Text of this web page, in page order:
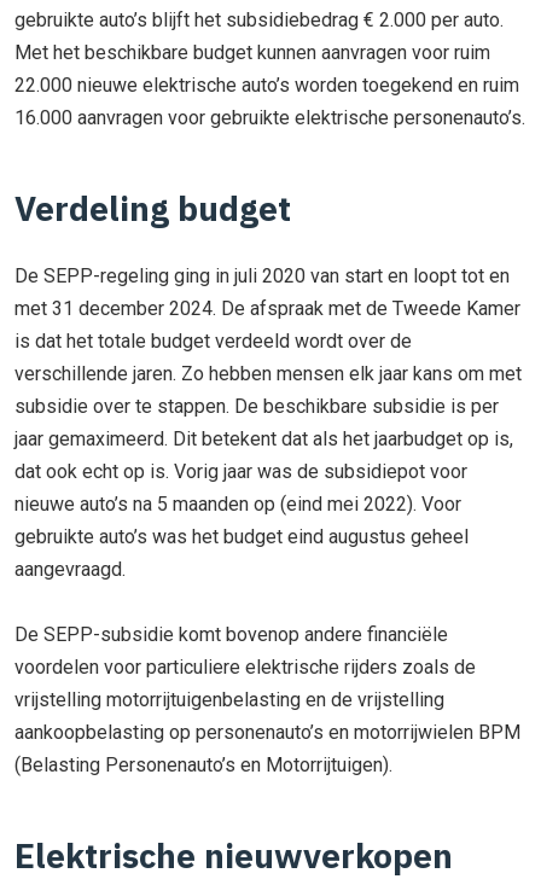
gebruikte auto’s blijft het subsidiebedrag € 2.000 per auto.
Met het beschikbare budget kunnen aanvragen voor ruim
22.000 nieuwe elektrische auto’s worden toegekend en ruim
16.000 aanvragen voor gebruikte elektrische personenauto’s.
Verdeling budget
De SEPP-regeling ging in juli 2020 van start en loopt tot en
met 31 december 2024. De afspraak met de Tweede Kamer
is dat het totale budget verdeeld wordt over de
verschillende jaren. Zo hebben mensen elk jaar kans om met
subsidie over te stappen. De beschikbare subsidie is per
jaar gemaximeerd. Dit betekent dat als het jaarbudget op is,
dat ook echt op is. Vorig jaar was de subsidiepot voor
nieuwe auto’s na 5 maanden op (eind mei 2022). Voor
gebruikte auto’s was het budget eind augustus geheel
aangevraagd.
De SEPP-subsidie komt bovenop andere financiële
voordelen voor particuliere elektrische rijders zoals de
vrijstelling motorrijtuigenbelasting en de vrijstelling
aankoopbelasting op personenauto’s en motorrijwielen BPM
(Belasting Personenauto’s en Motorrijtuigen).
Elektrische nieuwverkopen